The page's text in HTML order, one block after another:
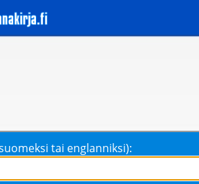
tai englanniksi):